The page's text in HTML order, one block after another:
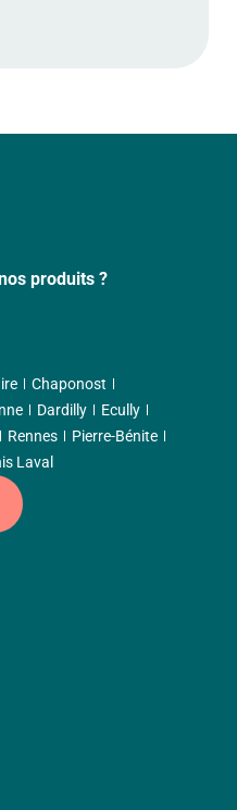
produits ?
Chaponost
Dardilly
Ecully
Rennes
Pierre-Bénite
Laval